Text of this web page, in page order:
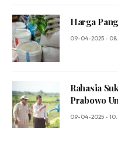
Harga
09-04-2025 -
Rahasia
Prabowo
Biasa!
09-04-2025 -